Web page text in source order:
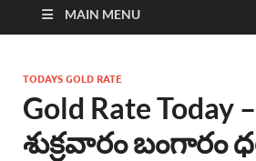
,Latest Telangana News, Rajanna
Breaking News, Telugu Newspaper
తెలుగు వార్తలు , బ్రేకింగ్ న్యూస్ తెలుగులో
తెలుగు న్యూస్ పేపర్
MAIN MENU
TODAYS GOLD RATE
Gold Rate Today
శుక్రవారం బంగారం